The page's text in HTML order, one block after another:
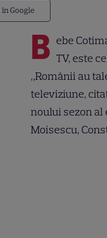
Google
B ebe
TV, este
„Românii au
televiziune,
noului sezon
Moisescu,